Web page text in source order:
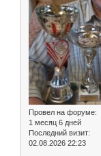
Провел на форуме:
1 месяц 6 дней
Последний визит:
02.08.2026 22:23